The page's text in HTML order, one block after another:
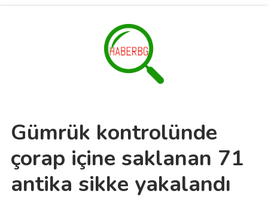
Gümrük kontrolünde
çorap içine saklanan 71
antika sikke yakalandı